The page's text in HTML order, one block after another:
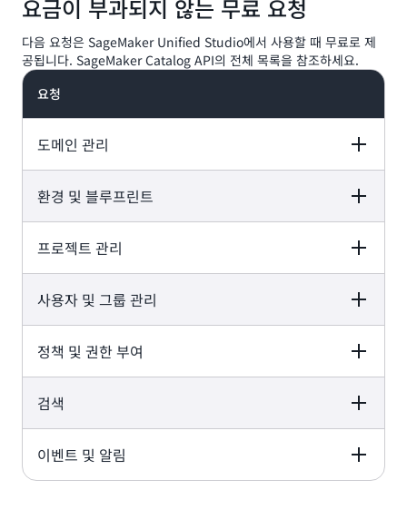
10만 건당 10 USD
9.60 USD
4,000건의 무료 사
용 이후 포함된 요청
10만 건당 10 USD
4,000) x 10
USD/10만 =
요금이 부과되지 않는 무료 요청
다음 요청은 SageMaker Unified Studio에서 사용할 때 무료로 제
공됩니다. SageMaker Catalog API의 전체 목록을 참조하세요.
요청
도메인 관리
설명
여기에는
DataZone 도메인
을 생성 및 관리하기
위한 API 요청이 포
함됩니다.
CreateDomain, DeleteDomain,
UpdateDomain, ListDomains,
GetIamPortalLoginUrl
환경 및 블루프린트
설명
여기에는 Amazon
DataZone의 환경
및 환경 블루프린트
를 사용하기 위한 모
든 API 요청이 포함
CreateEnvironment,
UpdateEnvironment,
GetEnvironmentBlueprint,
GetEnvironmentProfile,
프로젝트 관리
설명
여기에는 Amazon
DataZone의 프로
젝트 및 프로젝트 프
로필 작업을 위한 모
든 API 요청이 포함
됩니다.
UpdateProject, ListProjects,
GetProjectMembership,
사용자 및 그룹 관리
설명
DataZone 도메인
GetUserProfile,
CreateGroupProfile,
정책 및 권한 부여
설명
여기에는 Amazon DataZone
도메인 내에서 누가 어떤 작업을
RemoveEntityOwner,
검색
설명
이벤트 및 알림